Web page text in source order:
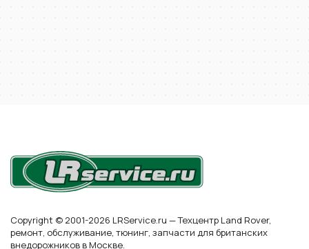
Copyright © 2001-2026 LRService.ru — Техцентр Land Rover,
ремонт, обслуживание, тюнинг, запчасти для британских
внедорожников в Москве.